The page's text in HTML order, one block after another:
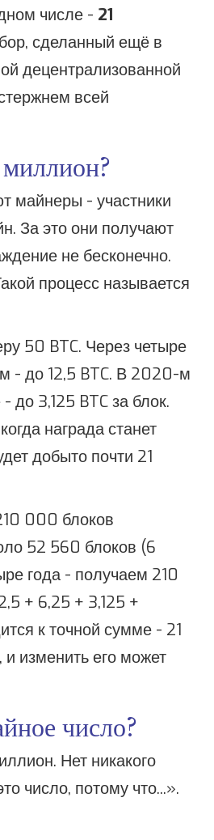
числе - 21
сделанный ещё в
децентрализованной
всей
майнеры - участники
За это они получают
не бесконечно.
процесс называется
50 BTC. Через четыре
- до 12,5 BTC. В 2020-м
3,125 BTC за блок.
награда станет
добыто почти 21
000 блоков
52 560 блоков (6
года - получаем 210
+ 6,25 + 3,125 +
к точной сумме - 21
изменить его может
число?
Нет никакого
число, потому что...».